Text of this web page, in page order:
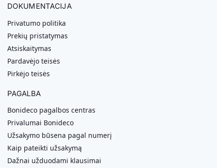
DOKUMENTACIJA
Privatumo politika
Prekių pristatymas
Atsiskaitymas
Pardavėjo teisės
Pirkėjo teisės
PAGALBA
Bonideco pagalbos centras
Privalumai Bonideco
Užsakymo būsena pagal numerį
Kaip pateikti užsakymą
Dažnai užduodami klausimai